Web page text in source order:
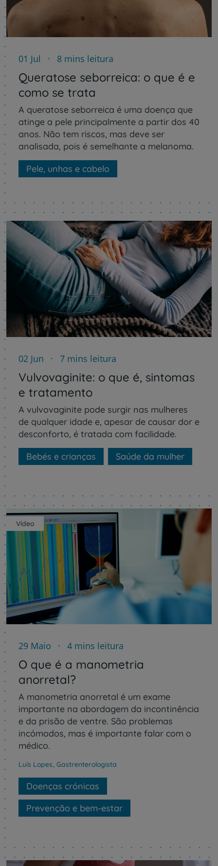
01 Jul 8 mins leitura
Queratose seborreica: o que é e
como se trata
A queratose seborreica é uma doença que
atinge a pele principalmente a partir dos 40
anos. Não tem riscos, mas deve ser
analisada, pois é semelhante a melanoma.
Pele, unhas e cabelo
02 Jun 7 mins leitura
Vulvovaginite: o que é, sintomas
e tratamento
A vulvovaginite pode surgir nas mulheres
de qualquer idade e, apesar de causar dor e
desconforto, é tratada com facilidade.
Bebés e crianças
Saúde da mulher
Vídeo
29 Maio 4 mins leitura
O que é a manometria
anorretal?
A manometria anorretal é um exame
importante na abordagem da incontinência
e da prisão de ventre. São problemas
incómodos, mas é importante falar com o
médico.
Luís Lopes, Gastrenterologista
Doenças crónicas
Prevenção e bem-estar